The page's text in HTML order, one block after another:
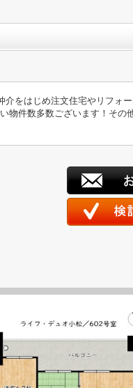
をはじめ注文住宅やリフォ
物件数多数ございます！その